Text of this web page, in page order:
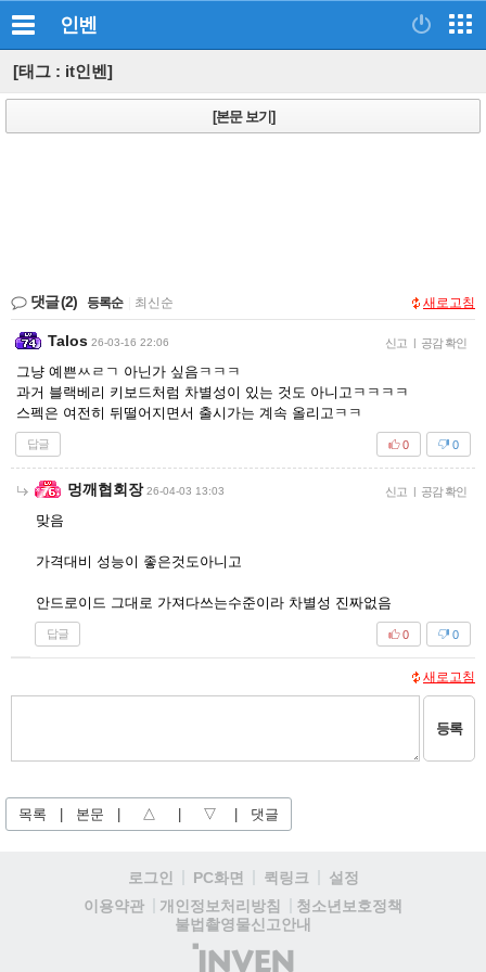
인벤
[태그 : it인벤]
[본문 보기]
댓글(2) 등록순 최신순 새로고침
Talos 26-03-16 22:06 신고 | 공감 확인
그냥 예쁜ㅆㄹㄱ 아닌가 싶음ㅋㅋㅋ
과거 블랙베리 키보드처럼 차별성이 있는 것도 아니고ㅋㅋㅋㅋ
스펙은 여전히 뒤떨어지면서 출시가는 계속 올리고ㅋㅋ
답글 0
0
멍깨협회장 26-04-03 13:03 신고 | 공감 확인
맞음
가격대비 성능이 좋은것도아니고
안드로이드 그대로 가져다쓰는수준이라 차별성 진짜없음
답글 0
0
새로고침
등록
목록 본문 △ ▽ 댓글
로그인 PC화면 퀵링크
설정
이용약관
개인정보처리방침
청소년보호정책
불법촬영물신고안내
(주)